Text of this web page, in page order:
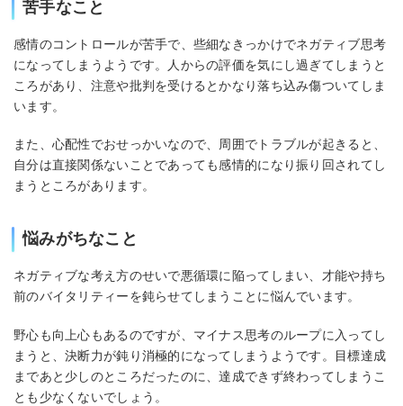
苦手なこと
感情のコントロールが苦手で、些細なきっかけでネガティブ思考
になってしまうようです。人からの評価を気にし過ぎてしまうと
ころがあり、注意や批判を受けるとかなり落ち込み傷ついてしま
います。
また、心配性でおせっかいなので、周囲でトラブルが起きると、
自分は直接関係ないことであっても感情的になり振り回されてし
まうところがあります。
悩みがちなこと
ネガティブな考え方のせいで悪循環に陥ってしまい、才能や持ち
前のバイタリティーを鈍らせてしまうことに悩んでいます。
野心も向上心もあるのですが、マイナス思考のループに入ってし
まうと、決断力が鈍り消極的になってしまうようです。目標達成
まであと少しのところだったのに、達成できず終わってしまうこ
とも少なくないでしょう。